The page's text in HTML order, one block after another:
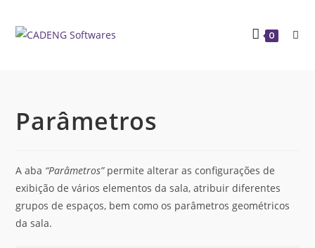
0
Parâmetros
A aba “Parâmetros”permite alterar as configurações de
exibição de vários elementos da sala, atribuir diferentes
grupos de espaços, bem como os parâmetros geométricos
da sala.